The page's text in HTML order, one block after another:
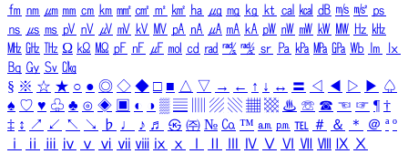
㎙ ㎚ ㎛ ㎜ ㎝ ㎞ ㎟ ㎠ ㎡ ㎢ ㏊ ㎍ ㎎ ㎏ ㏏ ㎈ ㎉ ㏈ ㎧ ㎨ ㎰
㎱ ㎲ ㎳ ㎴ ㎵ ㎶ ㎷ ㎸ ㎹ ㎀ ㎁ ㎂ ㎃ ㎄ ㎺ ㎻ ㎽ ㎾ ㎿ ㎐ ㎑
㎒ ㎓ ㎔ Ω ㏀ ㏁ ㎊ ㎋ ㎌ ㏖ ㏅ ㎭ ㎮ ㎯ ㏛ ㎩ ㎪ ㎫ ㎬ ㏝ ㏐
㏓
㏃ ㏉ ㏜ ㏆
§ ※ ☆ ★ ○ ● ◎ ◇ ◆ □ ■ △ ▽ → ← ↑ ↓ ↔ 〓 ◁ ◀ ▷ ▶ ♤
♠ ♡ ♥ ♧ ♣ ⊙ ◈ ▣ ◐ ◑ ▒ ▤ ▨ ▧ ▦ ▩ ♨ ☏ ☎ ☜ ☞ ¶ †
‡ ↕ ↗ ↙ ↖ ↘ ♭ ♩ ♪ ♬ ㉿ ㈜ № ㏇ ™ ㏂ ㏘ ℡ ＃ ＆ ＊ ＠ ª º
ⅰ
ⅱ ⅲ ⅳ ⅴ ⅵ ⅶ ⅷ ⅸ ⅹ Ⅳ Ⅴ Ⅵ Ⅶ Ⅷ Ⅸ Ⅹ